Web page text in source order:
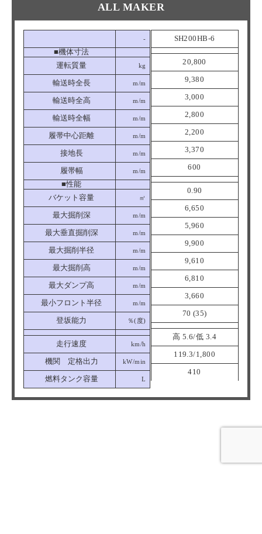
ALL MAKER
-
■機体寸法
運転質量
kg
輸送時全長 m/m
輸送時全高 m/m
輸送時全幅 m/m
履帯中心距離 m/m
接地長 m/m
履帯幅 m/m
■性能
バケット容量
㎥
最大掘削深 m/m
最大垂直掘削深 m/m
最大掘削半径 m/m
最大掘削高 m/m
最大ダンプ高 m/m
最小フロント半径 m/m
登坂能力 ％(度)
走行速度 km/h
機関 定格出力 kW/min
燃料タンク容量 L
SH200HB-6
20,800
9,380
3,000
2,800
2,200
3,370
600
0.90
6,650
5,960
9,900
9,610
6,810
3,660
70 (35)
高 5.6/低 3.4
119.3/1,800
410